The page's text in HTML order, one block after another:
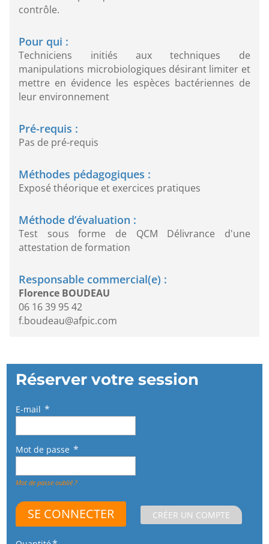
contrôle.
Pour qui :
Techniciens initiés aux techniques de
manipulations microbiologiques désirant limiter et
mettre en évidence les espèces bactériennes de
leur environnement
Pré-requis :
Pas de pré-requis
Méthodes pédagogiques :
Exposé théorique et exercices pratiques
Méthode d’évaluation :
Test sous forme de QCM Délivrance d'une
attestation de formation
Responsable commercial(e) :
Florence BOUDEAU
06 16 39 95 42
f.boudeau@afpic.com
Réserver votre session
E-mail
Mot de passe
Mot de passe oublié ?
CRÉER UN COMPTE